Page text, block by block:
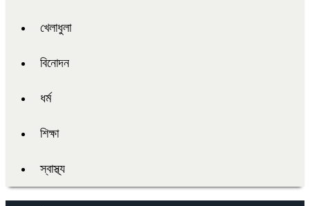
খেলাধুলা
বিনোদন
ধর্ম
শিক্ষা
স্বাস্থ্য